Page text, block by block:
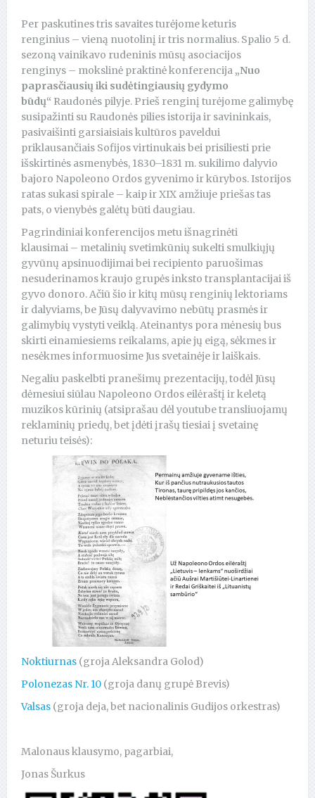
Per paskutines tris savaites turėjome keturis
renginius – vieną nuotolinį ir tris normalius. Spalio 5 d.
sezoną vainikavo rudeninis mūsų asociacijos
renginys – mokslinė praktinė konferencija „Nuo
paprasčiausių iki sudėtingiausių gydymo
būdų“ Raudonės pilyje. Prieš renginį turėjome galimybę
susipažinti su Raudonės pilies istorija ir savininkais,
pasivaišinti garsiaisiais kultūros paveldui
priklausančiais Sofijos virtinukais bei prisiliesti prie
išskirtinės asmenybės, 1830–1831 m. sukilimo dalyvio
bajoro Napoleono Ordos gyvenimo ir kūrybos. Istorijos
ratas sukasi spirale – kaip ir XIX amžiuje priešas tas
pats, o vienybės galėtų būti daugiau.
Pagrindiniai konferencijos metu išnagrinėti
klausimai – metalinių svetimkūnių sukelti smulkiųjų
gyvūnų apsinuodijimai bei recipiento paruošimas
nesuderinamos kraujo grupės inksto transplantacijai iš
gyvo donoro. Ačiū šio ir kitų mūsų renginių lektoriams
ir dalyviams, be Jūsų dalyvavimo nebūtų prasmės ir
galimybių vystyti veiklą. Ateinantys pora mėnesių bus
skirti einamiesiems reikalams, apie jų eigą, sėkmes ir
nesėkmes informuosime Jus svetainėje ir laiškais.
Negaliu paskelbti pranešimų prezentacijų, todėl Jūsų
dėmesiui siūlau Napoleono Ordos eilėraštį ir keletą
muzikos kūrinių (atsiprašau dėl youtube transliuojamų
reklaminių priedų, bet įdėti įrašų tiesiai į svetainę
neturiu teisės):
Noktiurnas (groja Aleksandra Golod)
Polonezas Nr. 10 (groja danų grupė Brevis)
Valsas (groja deja, bet nacionalinis Gudijos orkestras)
Malonaus klausymo, pagarbiai,
Jonas Šurkus